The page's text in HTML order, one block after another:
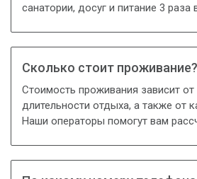
санатории, досуг и питание 3 раза
Сколько стоит проживание?
Стоимость проживания зависит от
длительности отдыха, а также от
Наши операторы помогут вам